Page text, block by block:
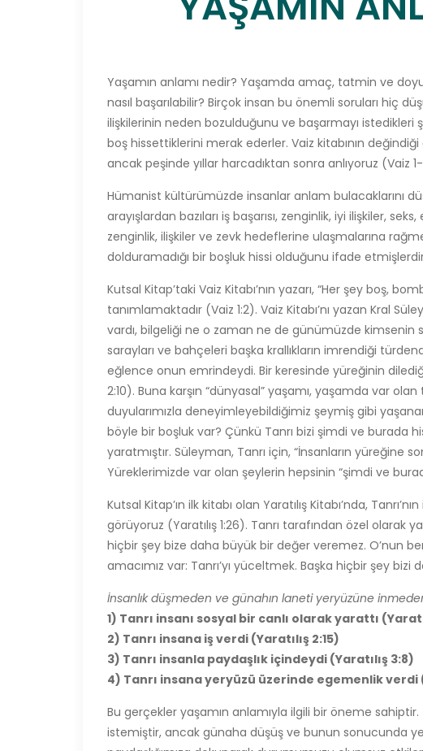
Yaşamın anlamı nedir? Yaşamda amaç, tatmin ve
nasıl başarılabilir? Birçok insan bu önemli soruları hiç
ilişkilerinin neden bozulduğunu ve başarmayı istedikleri
boş hissettiklerini merak ederler. Vaiz kitabının
ancak peşinde yıllar harcadıktan sonra anlıyoruz (Vaiz
Hümanist kültürümüzde insanlar anlam bulacaklarını
arayışlardan bazıları iş başarısı, zenginlik, iyi ilişkiler,
zenginlik, ilişkiler ve zevk hedeflerine ulaşmalarına
dolduramadığı bir boşluk hissi olduğunu ifade
Kutsal Kitap’taki Vaiz Kitabı’nın yazarı, “Her şey boş,
tanımlamaktadır (Vaiz 1:2). Vaiz Kitabı’nı yazan Kral
vardı, bilgeliği ne o zaman ne de günümüzde kimsenin
sarayları ve bahçeleri başka krallıkların imrendiği
eğlence onun emrindeydi. Bir keresinde yüreğinin
2:10). Buna karşın “dünyasal” yaşamı, yaşamda var
duyularımızla deneyimleyebildiğimiz şeymiş gibi
böyle bir boşluk var? Çünkü Tanrı bizi şimdi ve burada
yaratmıştır. Süleyman, Tanrı için, “İnsanların yüreğine
Yüreklerimizde var olan şeylerin hepsinin “şimdi ve
Kutsal Kitap’ın ilk kitabı olan Yaratılış Kitabı’nda,
görüyoruz (Yaratılış 1:26). Tanrı tarafından özel olarak
hiçbir şey bize daha büyük bir değer veremez. O’nun
amacımız var: Tanrı’yı yüceltmek. Başka hiçbir şey
İnsanlık düşmeden ve günahın laneti yeryüzüne
1) Tanrı insanı sosyal bir canlı olarak yarattı
2) Tanrı insana iş verdi (Yaratılış 2:15)
3) Tanrı insanla paydaşlık içindeydi (Yaratılış 3:8)
4) Tanrı insana yeryüzü üzerinde egemenlik verdi
Bu gerçekler yaşamın anlamıyla ilgili bir öneme
istemiştir, ancak günaha düşüş ve bunun sonucunda